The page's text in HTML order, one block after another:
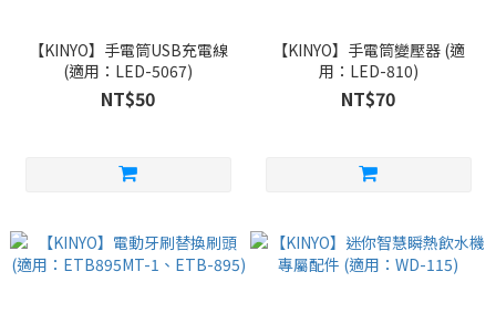
【KINYO】手電筒USB充電線
(適用：LED-5067)
NT$50
【KINYO】手電筒變壓器 (適
用：LED-810)
NT$70